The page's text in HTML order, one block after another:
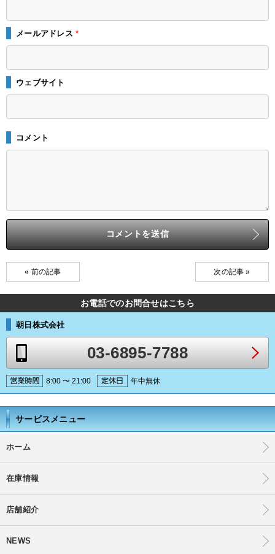
メールアドレス*
ウェブサイト
コメント
« 前の記事 次の記事 »
お電話でのお問合せはこちら
朝日株式会社
03-6895-7788
8:00 〜 21:00 年中無休
サービスメニュー
ホーム
在庫情報
店舗紹介
NEWS